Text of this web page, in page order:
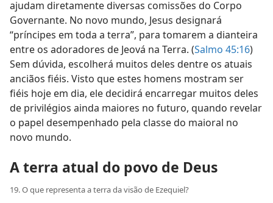
ajudam diretamente diversas comissões do Corpo
Governante. No novo mundo, Jesus designará
“príncipes em toda a terra”, para tomarem a dianteira
entre os adoradores de Jeová na Terra. (Salmo 45:16)
Sem dúvida, escolherá muitos deles dentre os atuais
anciãos fiéis. Visto que estes homens mostram ser
fiéis hoje em dia, ele decidirá encarregar muitos deles
de privilégios ainda maiores no futuro, quando revelar
o papel desempenhado pela classe do maioral no
novo mundo.
A terra atual do povo de Deus
19. O que representa a terra da visão de Ezequiel?